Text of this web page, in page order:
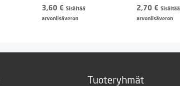
3,60 € Sisältää
arvonlisäveron
2,70 € Sisältää
arvonlisäveron
Tuoteryhmät